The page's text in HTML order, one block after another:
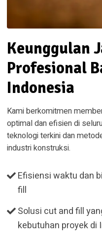
Keunggulan
Profesional
Indonesia
Kami berkomitmen
optimal dan efisien di
teknologi terkini dan
industri konstruksi.
Efisiensi waktu dan
fill
Solusi cut and fill
kebutuhan proyek di